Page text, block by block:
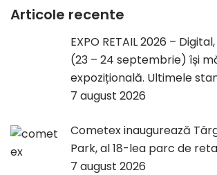
Articole recente
EXPO RETAIL 2026 –
(23 – 24 septembrie) își
expozițională. Ultimele
7 august 2026
Cometex inaugurează
Park, al 18-lea parc de
7 august 2026